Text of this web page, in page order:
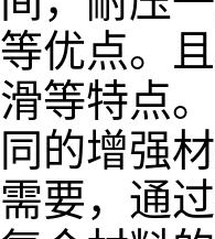
等优点。
滑等特点
同的增强
需要，通